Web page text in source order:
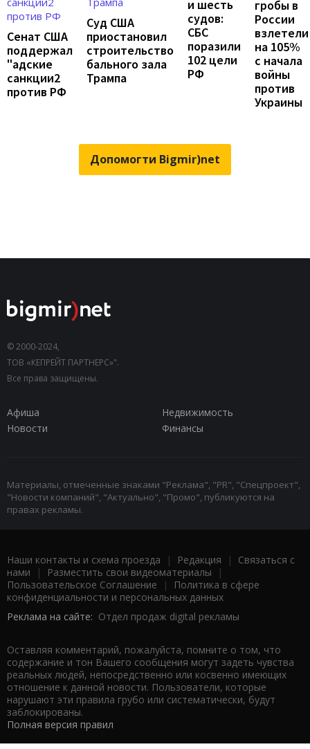
Сенат США
поддержал
"адские
санкции2
против РФ
Суд США
приостановил
строительство
бального зала
Трампа
и шесть
судов:
СБС
поразили
102 цели
РФ
гробы в
России
взлетели
на 105%
с начала
войны
против
Украины
Допомогти Bigmir)net
© 2000-2024,
ТОВ «КЕПРЕЙТ ПАРТНЕРС»".
Все права защищены.
Афиша
Недвижимость
Новости
Финансы
Материалы, отмеченные знаками "Реклама", "PR", "Спецпроект",
"Новости компаний", "Актуально", "Промо", публикуются на
правах рекламы.
Наши контакты и схема проезда | Редакция | Связаться с
нами | Разместить свои видеоматериалы |
Пользовательское Соглашение |
Политика в сфере
конфиденциальности и персональных данных
Реклама на сайте: Отдел продаж digital рекламы
Оставляя комментарий, пожалуйста, помните о том, что
содержание и тон Вашего сообщения могут задеть чувства
реальных людей, непосредственно или косвенно имеющих
отношение к данной новости. Пользователи, которые
нарушают эти правила грубо или систематически, будут
заблокированы.
Полная версия правил